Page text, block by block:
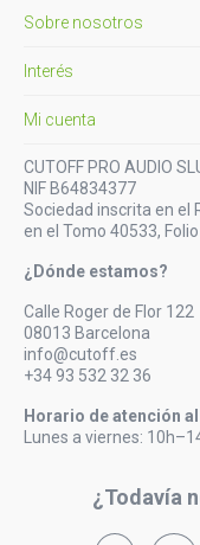
Sobre nosotros
Interés
Mi cuenta
CUTOFF PRO AUDIO
NIF B64834377
Sociedad inscrita en el
en el Tomo 40533,
¿Dónde estamos?
Calle Roger de Flor 122
08013 Barcelona
info@cutoff.es
+34 93 532 32 36
Horario de atención
Lunes a viernes:
¿Todavía